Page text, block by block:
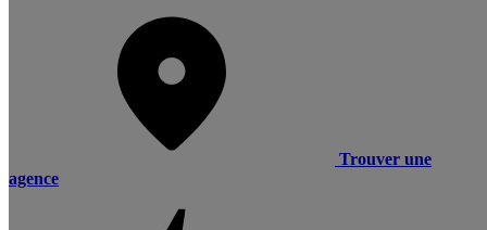
Trouver une
agence